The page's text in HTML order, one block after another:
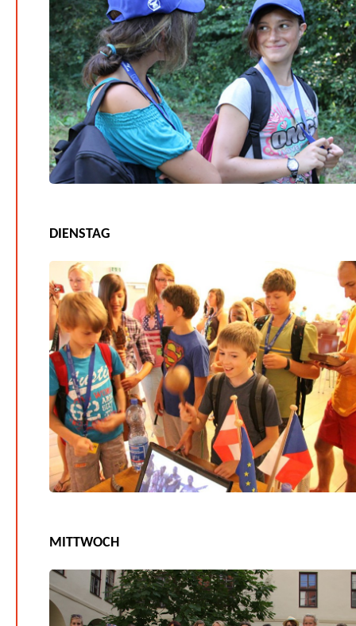
DIENSTAG
MITTWOCH